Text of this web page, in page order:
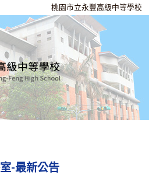
桃園市立永豐高級中等學校
-最新公告